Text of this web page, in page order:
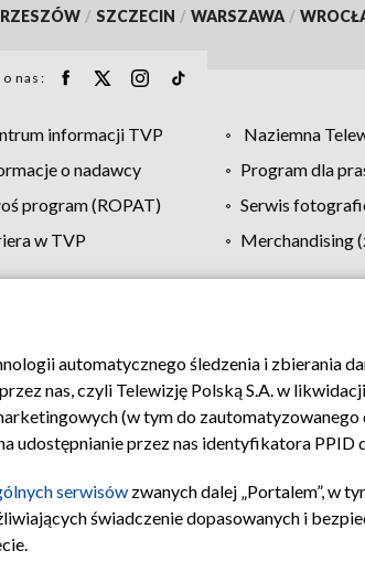
RZESZÓW / SZCZECIN / WARSZAWA /
nas:
informacji TVP Naziemna
o nadawcy
Program dla
program (ROPAT)
Serwis
w TVP
Merchandising
Moje zgody Pomoc Biuro reklamy
automatycznego śledzenia i zbierania
nas, czyli Telewizję Polską S.A. w
(w tym do
udostępnianie przez nas identyfikatora PPID
serwisów zwanych dalej „Portalem”, w
świadczenie dopasowanych i